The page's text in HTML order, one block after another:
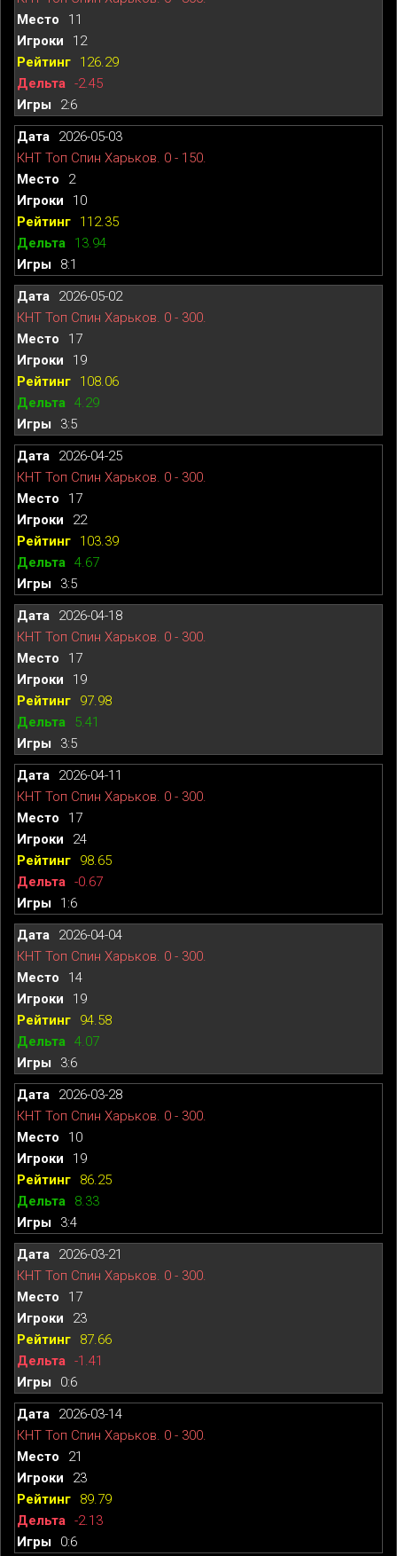
11
12
126.29
-2.45
2:6
2026-05-03
КНТ Топ Спин Харьков. 0 - 150.
2
10
112.35
13.94
8:1
2026-05-02
КНТ Топ Спин Харьков. 0 - 300.
17
19
108.06
4.29
3:5
2026-04-25
КНТ Топ Спин Харьков. 0 - 300.
17
22
103.39
4.67
3:5
2026-04-18
КНТ Топ Спин Харьков. 0 - 300.
17
19
97.98
5.41
3:5
2026-04-11
КНТ Топ Спин Харьков. 0 - 300.
17
24
98.65
-0.67
1:6
2026-04-04
КНТ Топ Спин Харьков. 0 - 300.
14
19
94.58
4.07
3:6
2026-03-28
КНТ Топ Спин Харьков. 0 - 300.
10
19
86.25
8.33
3:4
2026-03-21
КНТ Топ Спин Харьков. 0 - 300.
17
23
87.66
-1.41
0:6
2026-03-14
КНТ Топ Спин Харьков. 0 - 300.
21
23
89.79
-2.13
0:6